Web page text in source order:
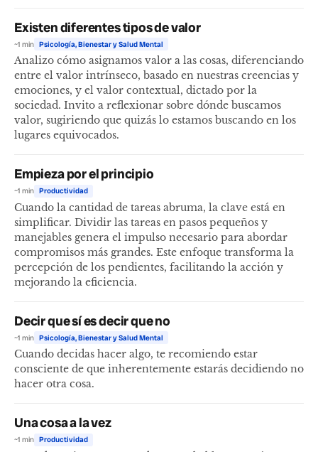
Existen diferentes tipos de valor
~1 min Psicología, Bienestar y Salud Mental
Analizo cómo asignamos valor a las cosas, diferenciando
entre el valor intrínseco, basado en nuestras creencias y
emociones, y el valor contextual, dictado por la
sociedad. Invito a reflexionar sobre dónde buscamos
valor, sugiriendo que quizás lo estamos buscando en los
lugares equivocados.
Empieza por el principio
~1 min Productividad
Cuando la cantidad de tareas abruma, la clave está en
simplificar. Dividir las tareas en pasos pequeños y
manejables genera el impulso necesario para abordar
compromisos más grandes. Este enfoque transforma la
percepción de los pendientes, facilitando la acción y
mejorando la eficiencia.
Decir que sí es decir que no
~1 min Psicología, Bienestar y Salud Mental
Cuando decidas hacer algo, te recomiendo estar
consciente de que inherentemente estarás decidiendo no
hacer otra cosa.
Una cosa a la vez
~1 min Productividad